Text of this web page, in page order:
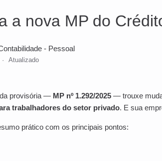
a nova MP do
- Pessoal
Atualizado
provisória — MP nº 1.292/2025 — trouxe
trabalhadores do setor privado. E sua
prático com os principais pontos: